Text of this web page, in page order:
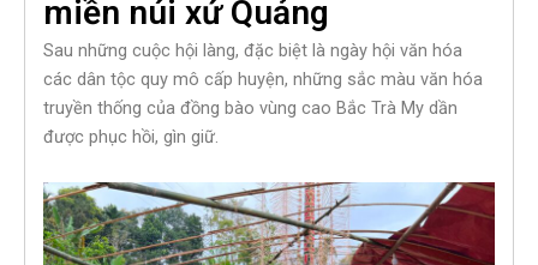
miền núi xứ Quảng
Sau những cuộc hội làng, đặc biệt là ngày hội văn hóa
các dân tộc quy mô cấp huyện, những sắc màu văn hóa
truyền thống của đồng bào vùng cao Bắc Trà My dần
được phục hồi, gìn giữ.